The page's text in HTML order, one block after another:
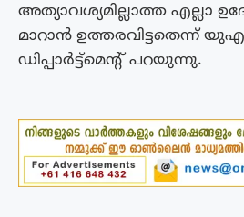
അത്യാവശ്യമില്ലാത്ത എല്ലാ
മാറാന്‍ ഉത്തരവിട്ടതെന്ന്
ഡിപ്പാര്‍ട്ട്‌മെന്റ് പറയുന്നു.